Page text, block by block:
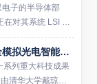
子的半导体部
在对其系统 LSI 业
预计不久后将公
半导体业务中...中国科研团队突破性进展：全模拟光电智能计算芯片引领AI算力革命
系列重大科技成果
清华大学戴琼海